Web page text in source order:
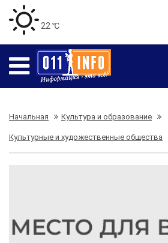
22 ℃
Начальная Культура и образование
Культурные и художественные общества